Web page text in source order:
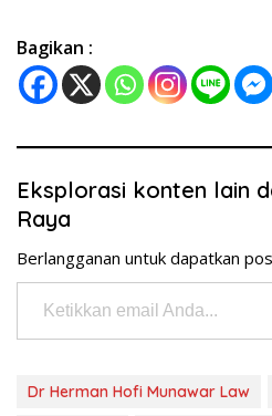
Bagikan :
Eksplorasi konten lain
Raya
Berlangganan untuk dapatkan
Ketikkan email Anda...
Dr Herman Hofi Munawar Law